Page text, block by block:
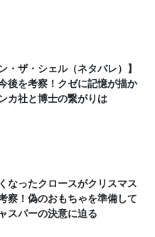
・ザ・シェル（ネタバレ）】
後を考察！クゼに記憶が描か
カ社と博士の繋がりは
なったクロースがクリスマス
察！偽のおもちゃを準備して
スパーの決意に迫る